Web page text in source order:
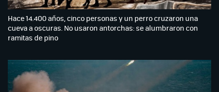
Hace 14.400 años, cinco personas y un perro cruzaron una
cueva a oscuras. No usaron antorchas: se alumbraron con
ramitas de pino